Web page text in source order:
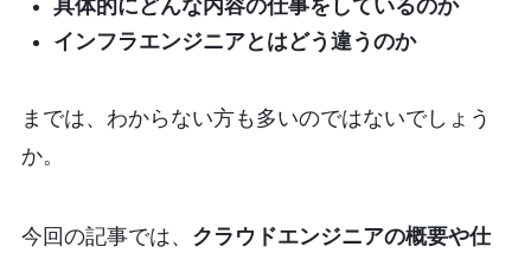
具体的にどんな内容の仕事をしているのか
インフラエンジニアとはどう違うのか
までは、わからない方も多いのではないでしょう
か。
今回の記事では、 クラウドエンジニアの概要や仕